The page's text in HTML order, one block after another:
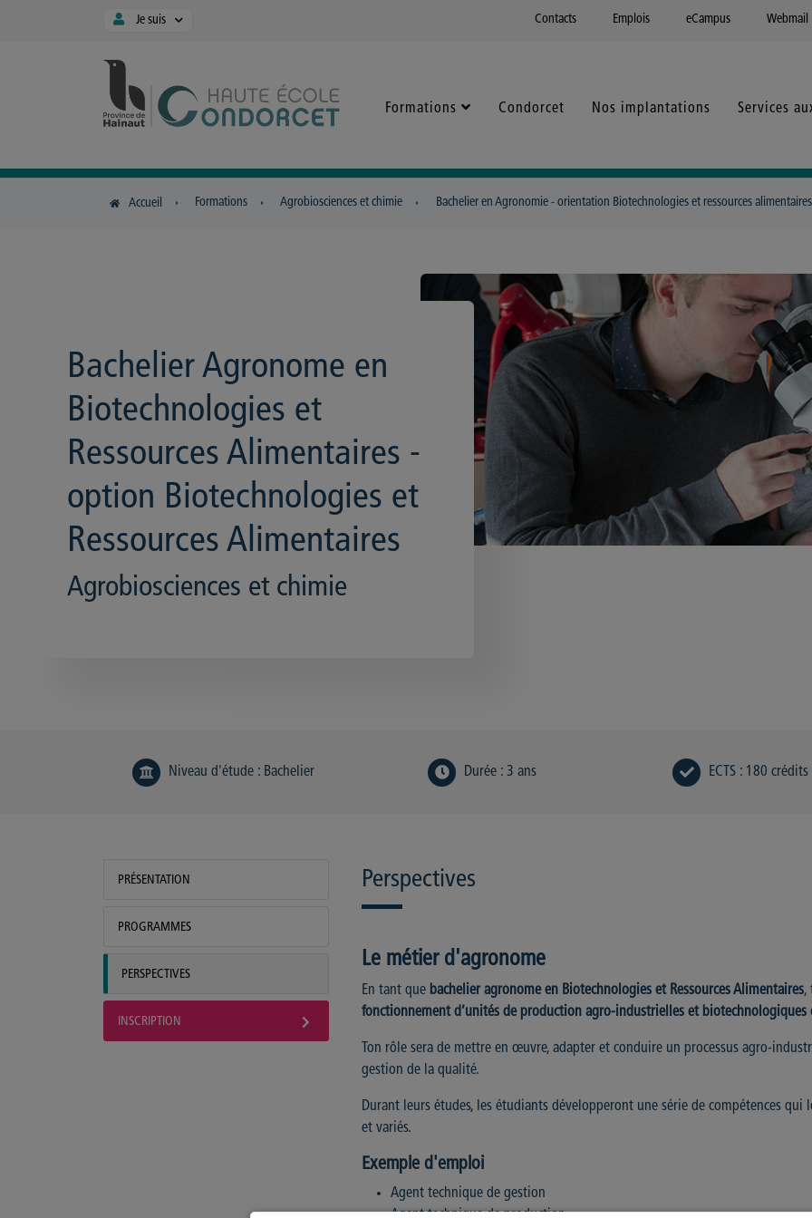
Panneau de gestion des cookies
Je suis Contacts Emplois eCampus Webmail
Formations Condorcet Nos implantations Services
Accueil Formations Agrobiosciences et chimie Bachelier en Agronomie - orientation Biotechnologies et ressources
Bachelier Agronome en
Biotechnologies et
Ressources Alimentaires -
option Biotechnologies et
Ressources Alimentaires
Agrobiosciences et chimie
Niveau d'étude : Bachelier Durée: 3 ans ECTS: 180 crédits
PRÉSENTATION
PROGRAMMES
PERSPECTIVES
INSCRIPTION
Perspectives
Le métier d'agronome
En tant que bachelier agronome en Biotechnologies et Ressources Alimentaires,
fonctionnement d’unités de production agro-industrielles et biotechnologiques
Ton rôle sera de mettre en œuvre, adapter et conduire un processus agro-
gestion de la qualité.
Durant leurs études, les étudiants développeront une série de compétences
et variés.
Exemple d'emploi
Agent technique de gestion